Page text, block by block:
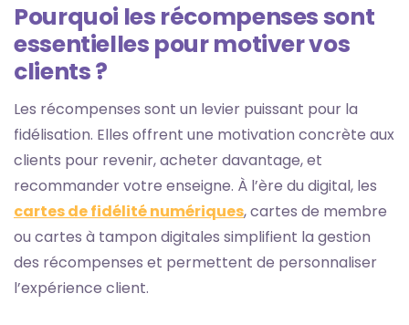
Pourquoi les récompenses sont
essentielles pour motiver vos
clients ?
Les récompenses sont un levier puissant pour la
fidélisation. Elles offrent une motivation concrète aux
clients pour revenir, acheter davantage, et
recommander votre enseigne. À l’ère du digital, les
cartes de fidélité numériques, cartes de membre
ou cartes à tampon digitales simplifient la gestion
des récompenses et permettent de personnaliser
l’expérience client.